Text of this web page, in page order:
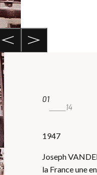
01
14
1947
Joseph
la France une